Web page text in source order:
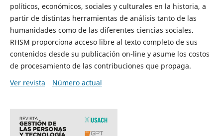
políticos, económicos, sociales y culturales en la historia, a
partir de distintas herramientas de análisis tanto de las
humanidades como de las diferentes ciencias sociales.
RHSM proporciona acceso libre al texto completo de sus
contenidos desde su publicación on-line y asume los costos
de procesamiento de las contribuciones que propaga.
Ver revista
Número actual